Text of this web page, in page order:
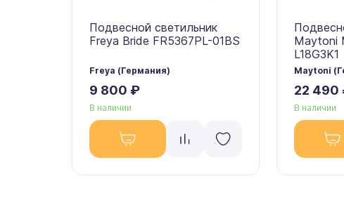
Подвесной светильник
Freya Bride FR5367PL-01BS
Freya (Германия)
9 800 ₽
В наличии
Maytoni
L18G3K1
Maytoni
22 490
В наличии